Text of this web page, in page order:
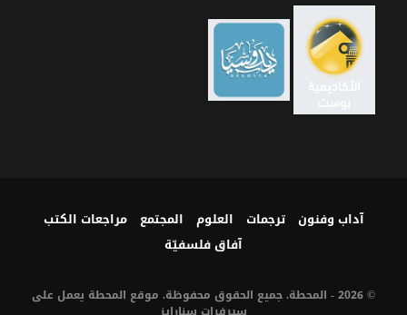
آداب وفنون ترجمات العلوم المجتمع
مراجعات الكتب
آفاق فلسفيّة‎
© 2026 - المحطة. جميع الحقوق محفوظة. موقع المحطة يعمل على